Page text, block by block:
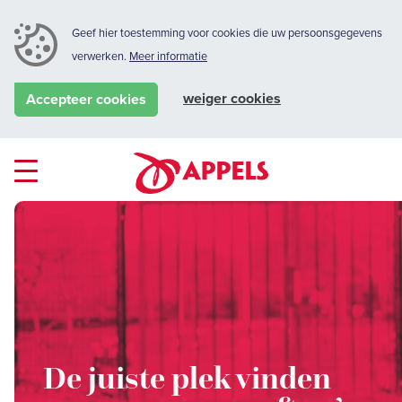
Geef hier toestemming voor cookies die uw persoonsgegevens
verwerken. Meer informatie
Accepteer cookies weiger cookies
De juiste plek vinden
Samen met mijn
collega’s leren we nog